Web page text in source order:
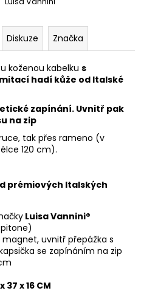
Diskuze Značka
koženou kabelku s
hadí kůže od Italské
zapínání. Uvnitř pak
na zip
tak přes rameno (v
120 cm).
prémiových Italských
Luisa Vannini®
uvnitř přepážka s
se zapínáním na zip
x 16 CM